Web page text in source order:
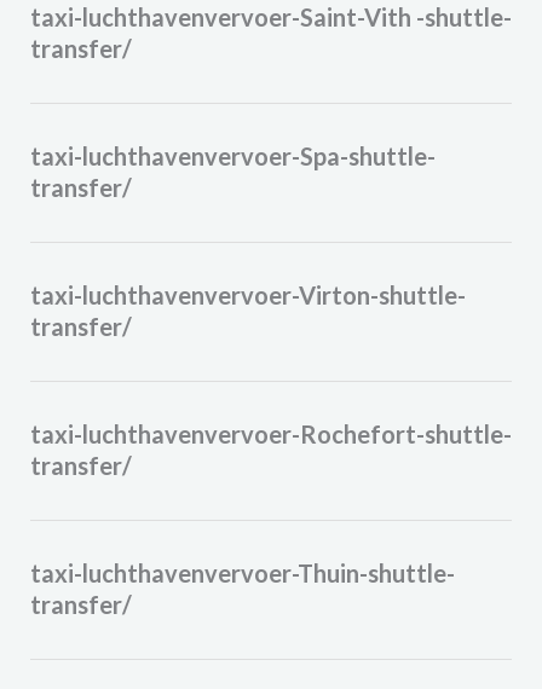
taxi-luchthavenvervoer-Saint-Vith -shuttle-
transfer/
taxi-luchthavenvervoer-Spa-shuttle-
transfer/
taxi-luchthavenvervoer-Virton-shuttle-
transfer/
taxi-luchthavenvervoer-Rochefort-shuttle-
transfer/
taxi-luchthavenvervoer-Thuin-shuttle-
transfer/